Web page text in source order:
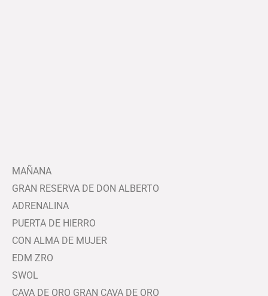
MAÑANA
GRAN RESERVA DE DON ALBERTO
ADRENALINA
PUERTA DE HIERRO
CON ALMA DE MUJER
EDM ZRO
SWOL
CAVA DE ORO GRAN CAVA DE ORO